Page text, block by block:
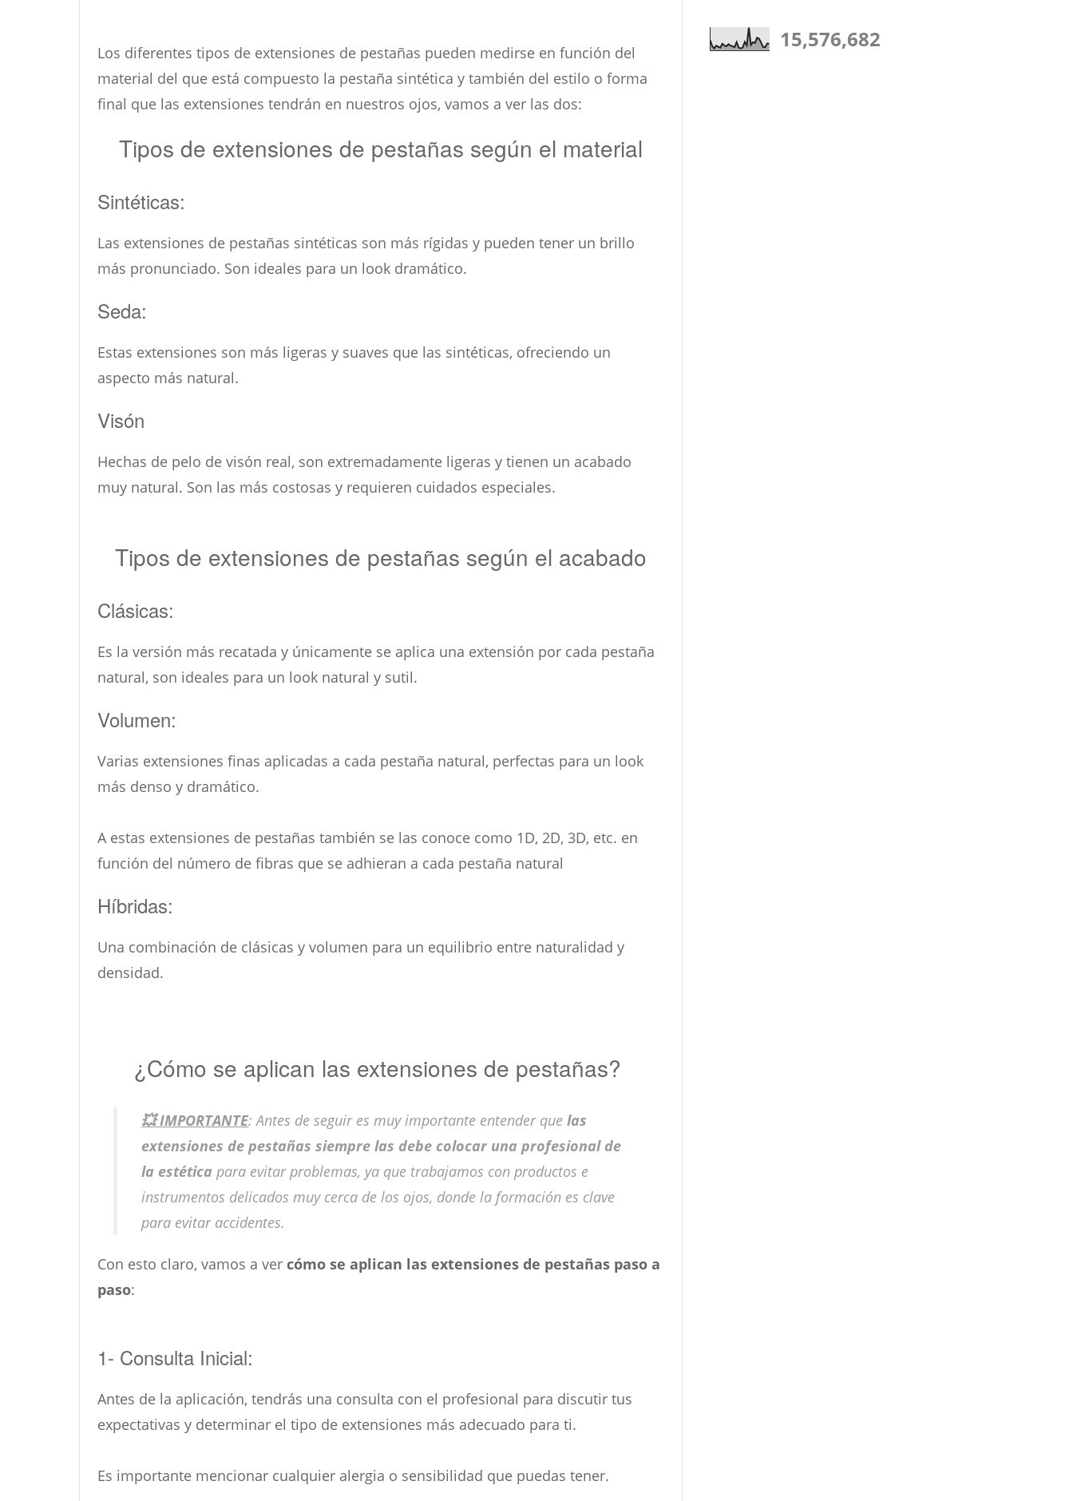
Los diferentes tipos de extensiones de pestañas pueden medirse en función del
material del que está compuesto la pestaña sintética y también del estilo o forma
final que las extensiones tendrán en nuestros ojos, vamos a ver las dos:
Tipos de extensiones de pestañas según el material
Sintéticas:
Las extensiones de pestañas sintéticas son más rígidas y pueden tener un brillo
más pronunciado. Son ideales para un look dramático.
Seda:
Estas extensiones son más ligeras y suaves que las sintéticas, ofreciendo un
aspecto más natural.
Visón
Hechas de pelo de visón real, son extremadamente ligeras y tienen un acabado
muy natural. Son las más costosas y requieren cuidados especiales.
Tipos de extensiones de pestañas según el acabado
Clásicas:
Es la versión más recatada y únicamente se aplica una extensión por cada pestaña
natural, son ideales para un look natural y sutil.
Volumen:
Varias extensiones finas aplicadas a cada pestaña natural, perfectas para un look
más denso y dramático.
A estas extensiones de pestañas también se las conoce como 1D, 2D, 3D, etc. en
función del número de fibras que se adhieran a cada pestaña natural
Híbridas:
Una combinación de clásicas y volumen para un equilibrio entre naturalidad y
densidad.
¿Cómo se aplican las extensiones de pestañas?
💥 IMPORTANTE: Antes de seguir es muy importante entender quelas
extensiones de pestañas siempre las debe colocar una profesional de
la estética para evitar problemas, ya que trabajamos con productos e
instrumentos delicados muy cerca de los ojos, donde la formación es clave
para evitar accidentes.
Con esto claro, vamos a vercómo se aplican las extensiones de pestañas paso a
paso:
1- Consulta Inicial:
Antes de la aplicación, tendrás una consulta con el profesional para discutir tus
expectativas y determinar el tipo de extensiones más adecuado para ti.
Es importante mencionar cualquier alergia o sensibilidad que puedas tener.
15,576,682